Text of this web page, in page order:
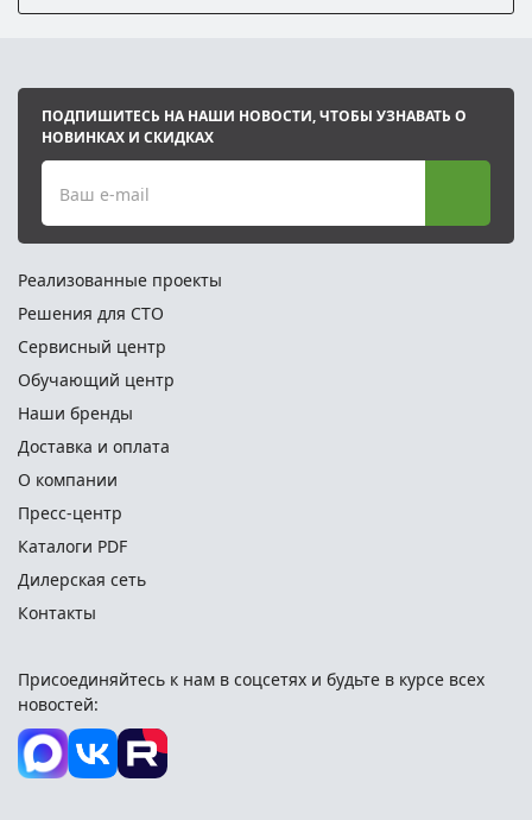
ПОДПИШИТЕСЬ НА НАШИ НОВОСТИ, ЧТОБЫ УЗНАВАТЬ О
НОВИНКАХ И СКИДКАХ
Ваш e-mail
Реализованные проекты
Решения для СТО
Сервисный центр
Обучающий центр
Наши бренды
Доставка и оплата
О компании
Пресс-центр
Каталоги PDF
Дилерская сеть
Контакты
Присоединяйтесь к нам в соцсетях и будьте в курсе всех
новостей: